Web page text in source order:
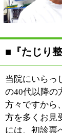
ハウスダストといっ
使用している眼鏡
ス、対人関係など
なかには、“過去の
繋がっていること
システム』では、
るなどして、まず
して、その原因を